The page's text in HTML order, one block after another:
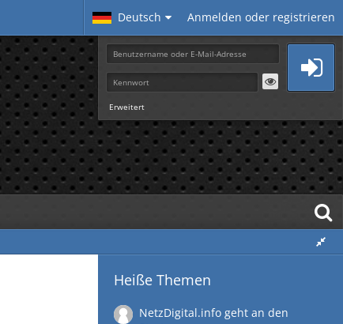
Deutsch Anmelden oder registrieren
Erweitert
Heiße Themen
NetzDigital.info geht an den